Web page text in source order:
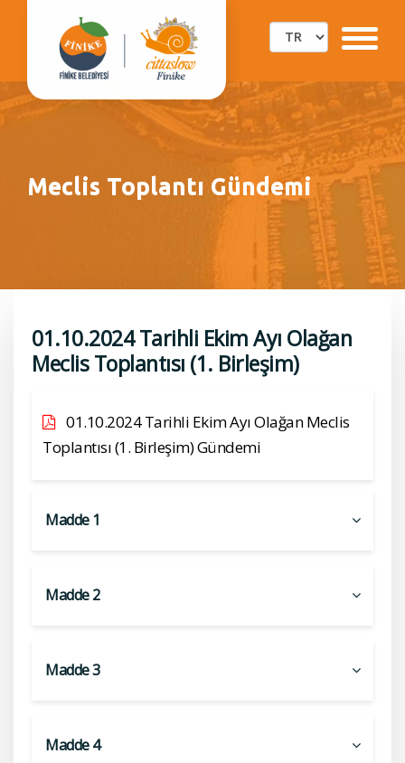
Meclis Toplantı Gündemi
01.10.2024 Tarihli Ekim Ayı Olağan
Meclis Toplantısı (1. Birleşim)
01.10.2024 Tarihli Ekim Ayı Olağan Meclis
Toplantısı (1. Birleşim) Gündemi
Madde 1
Madde 2
Madde 3
Madde 4